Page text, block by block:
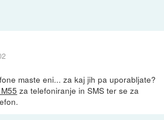
maste eni... za kaj jih pa uporabljate?
za telefoniranje in SMS ter se za